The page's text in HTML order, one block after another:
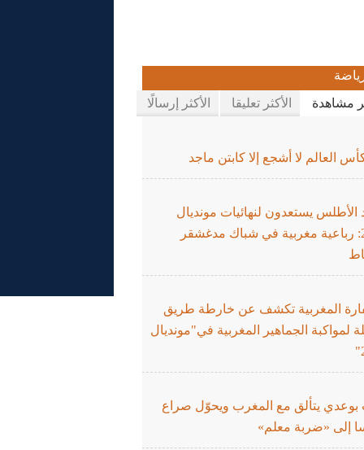
مشاهدة الأكثر تعليقا الأكثر إرسالًا
العالم لا أشجع إلا كابتن ماجد
الأطلس يستعدون لنهائيات مونديال
2026: رباعية مغربية في شباك مدغشقر
المغربية تكشف عن خارطة طريق
لمواكبة الجماهير المغربية في"مونديال
بوعدي يتألق مع المغرب ويحوّل صراع
إلى «ضربة معلم»